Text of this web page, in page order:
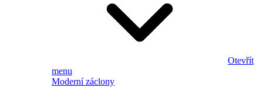
Otevřít
menu
Moderní záclony